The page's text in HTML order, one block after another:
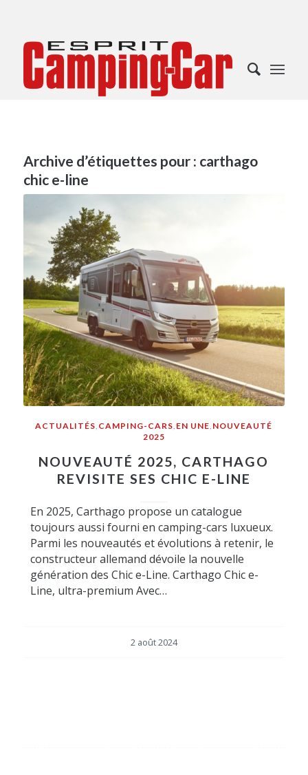
Archive d’étiquettes pour : carthago
chic e-line
ACTUALITÉS CAMPING-CARS EN UNE NOUVEAUTÉ
2025
NOUVEAUTÉ 2025, CARTHAGO
REVISITE SES CHIC E-LINE
En 2025, Carthago propose un catalogue
toujours aussi fourni en camping-cars luxueux.
Parmi les nouveautés et évolutions à retenir, le
constructeur allemand dévoile la nouvelle
génération des Chic e-Line. Carthago Chic e-
Line, ultra-premium Avec…
2 août 2024